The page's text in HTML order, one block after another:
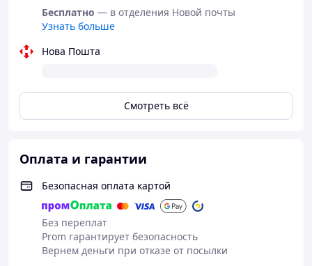
Бесплатно — в отделения Новой почты
Узнать больше
Нова Пошта
Смотреть всё
Оплата и гарантии
Безопасная оплата картой
Без переплат
Prom гарантирует безопасность
Вернем деньги при отказе от посылки